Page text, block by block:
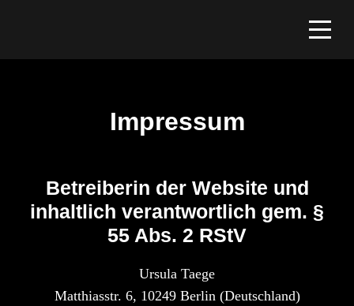
Impressum
Betreiberin der Website und
inhaltlich verantwortlich gem. §
55 Abs. 2 RStV
Ursula Taege
Matthiasstr. 6, 10249 Berlin (Deutschland)